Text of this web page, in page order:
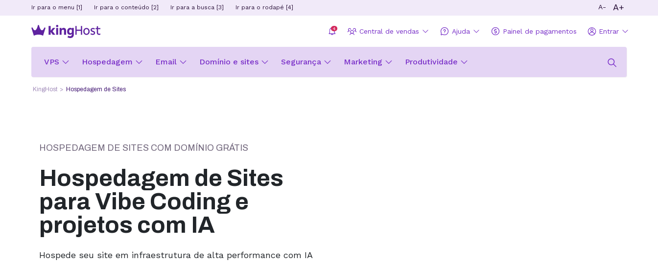
Ir para o menu [1] Ir para o conteúdo [2] Ir para a busca [3] Ir para o rodapé [4] A- A+
4 Central de vendas Ajuda Painel de pagamentos Entrar
VPS Hospedagem Email Domínio e sites Segurança Marketing Produtividade
KingHost Hospedagem de Sites
HOSPEDAGEM DE SITES COM DOMÍNIO GRÁTIS
Hospedagem de Sites
para Vibe Coding e
projetos com IA
Hospede seu site em infraestrutura de alta performance com IA